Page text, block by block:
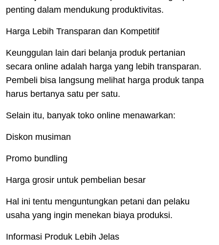
penting dalam mendukung produktivitas.
Harga Lebih Transparan dan Kompetitif
Keunggulan lain dari belanja produk pertanian
secara online adalah harga yang lebih transparan.
Pembeli bisa langsung melihat harga produk tanpa
harus bertanya satu per satu.
Selain itu, banyak toko online menawarkan:
Diskon musiman
Promo bundling
Harga grosir untuk pembelian besar
Hal ini tentu menguntungkan petani dan pelaku
usaha yang ingin menekan biaya produksi.
Informasi Produk Lebih Jelas